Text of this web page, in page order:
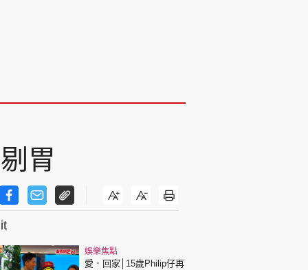
胃
娛樂焦點
愛．回家│15歲Philip仔再